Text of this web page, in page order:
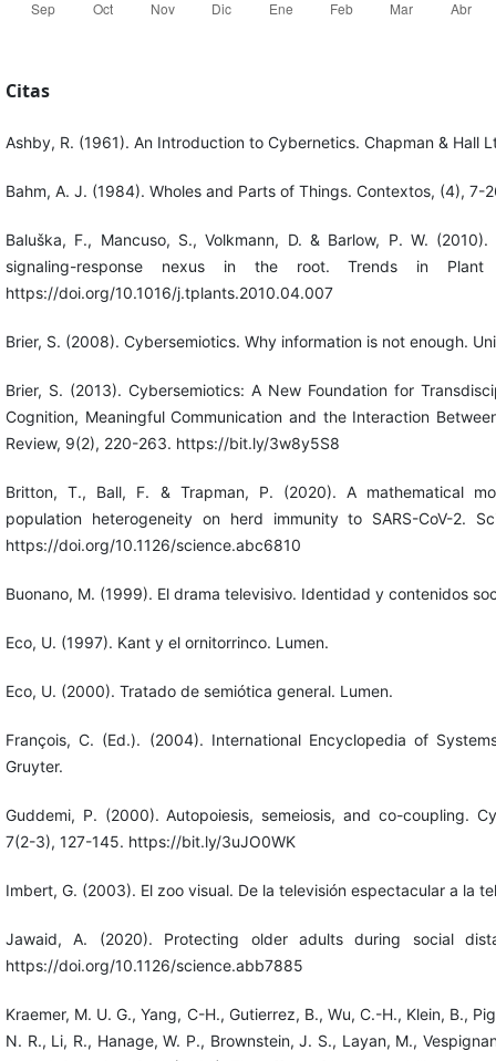
Citas
Ashby, R. (1961). An Introduction to Cybernetics. Chapman & Hall
Bahm, A. J. (1984). Wholes and Parts of Things. Contextos, (4), 7-
Baluška, F., Mancuso, S., Volkmann, D. & Barlow, P. W.
signaling-response nexus in the root. Trends in Plant
https://doi.org/10.1016/j.tplants.2010.04.007
Brier, S. (2008). Cybersemiotics. Why information is not enough.
Brier, S. (2013). Cybersemiotics: A New Foundation for
Cognition, Meaningful Communication and the Interaction
Review, 9(2), 220-263. https://bit.ly/3w8y5S8
Britton, T., Ball, F. & Trapman, P. (2020). A mathematical
population heterogeneity on herd immunity to SARS-CoV-2.
https://doi.org/10.1126/science.abc6810
Buonano, M. (1999). El drama televisivo. Identidad y contenidos
Eco, U. (1997). Kant y el ornitorrinco. Lumen.
Eco, U. (2000). Tratado de semiótica general. Lumen.
François, C. (Ed.). (2004). International Encyclopedia of
Gruyter.
Guddemi, P. (2000). Autopoiesis, semeiosis, and co-coupling.
7(2-3), 127-145. https://bit.ly/3uJO0WK
Imbert, G. (2003). El zoo visual. De la televisión espectacular a la
Jawaid, A. (2020). Protecting older adults during social
https://doi.org/10.1126/science.abb7885
Kraemer, M. U. G., Yang, C-H., Gutierrez, B., Wu, C.-H., Klein, B.,
N. R., Li, R., Hanage, W. P., Brownstein, J. S., Layan, M.,